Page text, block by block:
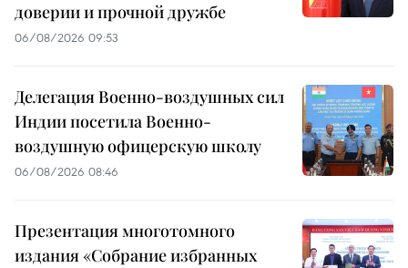
доверии и прочной дружбе
06/08/2026 09:53
Делегация Военно-воздушных сил
Индии посетила Военно-
воздушную офицерскую школу
06/08/2026 08:46
Презентация многотомного
издания «Собрание избранных